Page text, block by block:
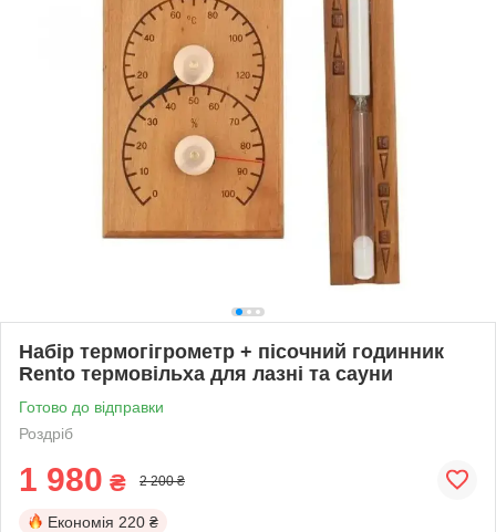
Набір термогігрометр + пісочний годинник
Rento термовільха для лазні та сауни
Готово до відправки
Роздріб
1 980 ₴ 2 200 ₴
Економія 220 ₴